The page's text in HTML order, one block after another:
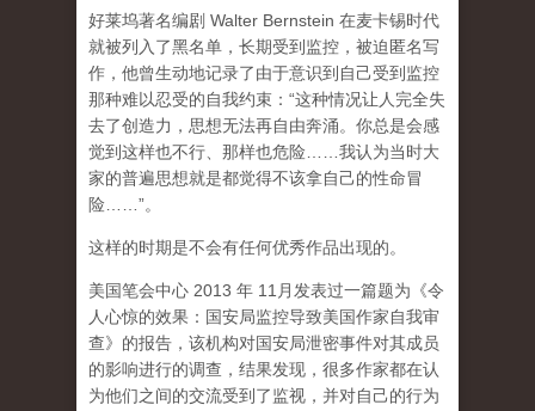
好莱坞著名编剧 Walter Bernstein 在麦卡锡时代
就被列入了黑名单，长期受到监控，被迫匿名写
作，他曾生动地记录了由于意识到自己受到监控
那种难以忍受的自我约束：“这种情况让人完全失
去了创造力，思想无法再自由奔涌。你总是会感
觉到这样也不行、那样也危险……我认为当时大
家的普遍思想就是都觉得不该拿自己的性命冒
险……”。
这样的时期是不会有任何优秀作品出现的。
美国笔会中心 2013 年 11月发表过一篇题为《令
人心惊的效果：国安局监控导致美国作家自我审
查》的报告，该机构对国安局泄密事件对其成员
的影响进行的调查，结果发现，很多作家都在认
为他们之间的交流受到了监视，并对自己的行为